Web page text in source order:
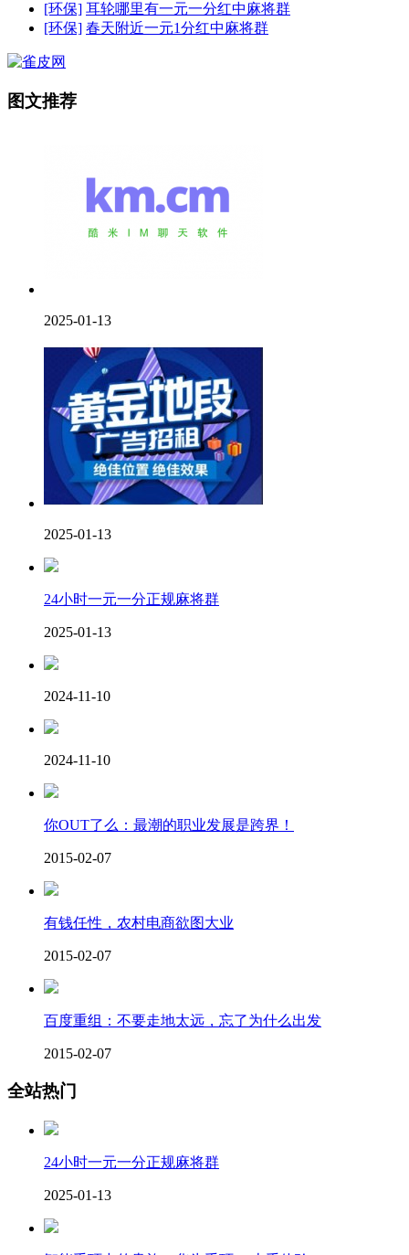
[环保] 耳轮哪里有一元一分红中麻将群
[环保] 春天附近一元1分红中麻将群
图文推荐
2025-01-13
2025-01-13
24小时一元一分正规麻将群
2025-01-13
2024-11-10
2024-11-10
你OUT了么：最潮的职业发展是跨界！
2015-02-07
有钱任性，农村电商欲图大业
2015-02-07
百度重组：不要走地太远，忘了为什么出发
2015-02-07
全站热门
24小时一元一分正规麻将群
2025-01-13